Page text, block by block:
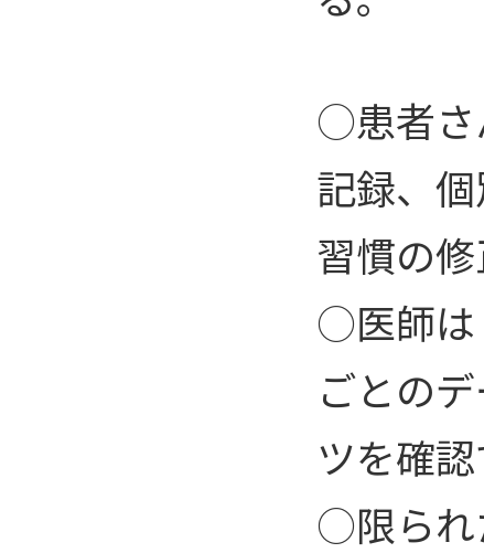
○患者さ
記録、
習慣の修
○医師は
ごとの
ツを確認
○限られ